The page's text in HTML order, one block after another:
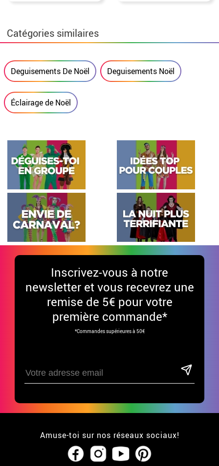
Catégories similaires
Deguisements De Noël Deguisements Noël
Éclairage de Noël
Inscrivez-vous à notre
newsletter et vous recevrez une
remise de 5€ pour votre
première commande*
*Commandes supérieures à 50€
Amuse-toi sur nos réseaux sociaux!